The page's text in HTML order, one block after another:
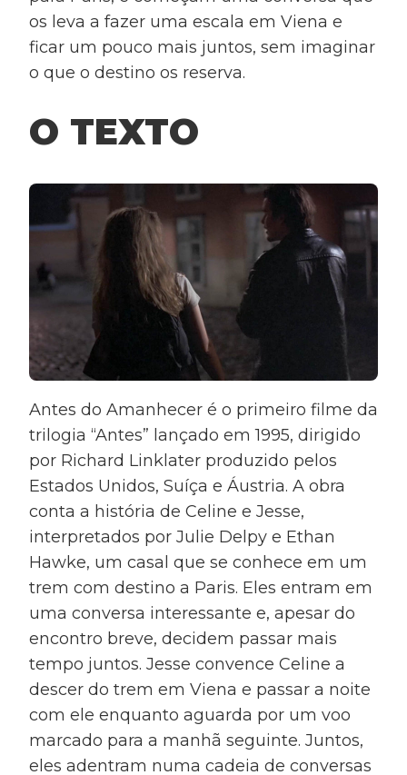
os leva a fazer uma escala em Viena e
ficar um pouco mais juntos, sem imaginar
o que o destino os reserva.
O TEXTO
Antes do Amanhecer é o primeiro filme da
trilogia “Antes” lançado em 1995, dirigido
por Richard Linklater produzido pelos
Estados Unidos, Suíça e Áustria. A obra
conta a história de Celine e Jesse,
interpretados por Julie Delpy e Ethan
Hawke, um casal que se conhece em um
trem com destino a Paris. Eles entram em
uma conversa interessante e, apesar do
encontro breve, decidem passar mais
tempo juntos. Jesse convence Celine a
descer do trem em Viena e passar a noite
com ele enquanto aguarda por um voo
marcado para a manhã seguinte. Juntos,
eles adentram numa cadeia de conversas